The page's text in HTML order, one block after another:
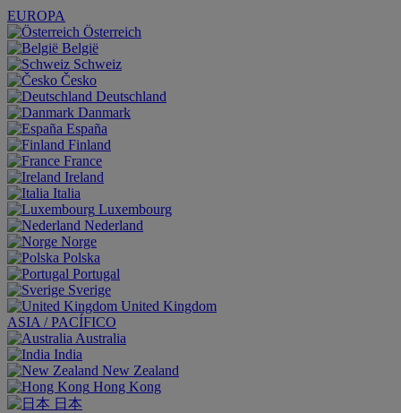
EUROPA
Österreich
België
Schweiz
Česko
Deutschland
Danmark
España
Finland
France
Ireland
Italia
Luxembourg
Nederland
Norge
Polska
Portugal
Sverige
United Kingdom
ASIA / PACÍFICO
Australia
India
New Zealand
Hong Kong
日本